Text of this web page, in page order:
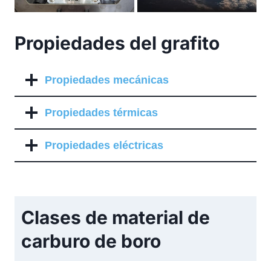
Propiedades del grafito
Propiedades mecánicas
Propiedades térmicas
Propiedades eléctricas
Clases de material de
carburo de boro